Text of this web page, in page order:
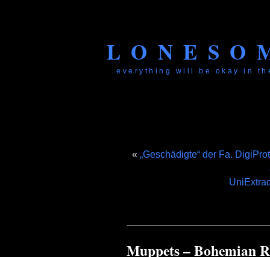
everything will be okay in
« „Geschädigte“ der Fa.
Muppets – Bohemian